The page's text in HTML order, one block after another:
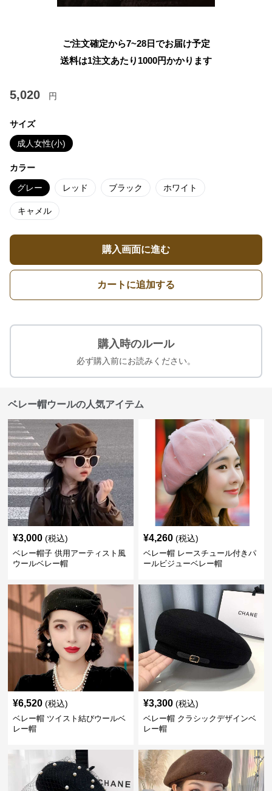
ご注文確定から7~28日でお届け予定
送料は1注文あたり 1000円かかります
5,020 円
サイズ
成人女性(小)
カラー
グレー レッド ブラック ホワイト
キャメル
購入画面に進む
カートに追加する
購入時のルール
必ず購入前にお読みください。
ベレー帽ウールの人気アイテム
¥3,000 (税込)
ベレー帽子 供用アーティスト風
ウールベレー帽
¥4,260 (税込)
ベレー帽 レースチュール付きパ
ールビジューベレー帽
¥6,520 (税込)
ベレー帽 ツイスト結びウールベ
レー帽
¥3,300 (税込)
ベレー帽 クラシックデザインベ
レー帽